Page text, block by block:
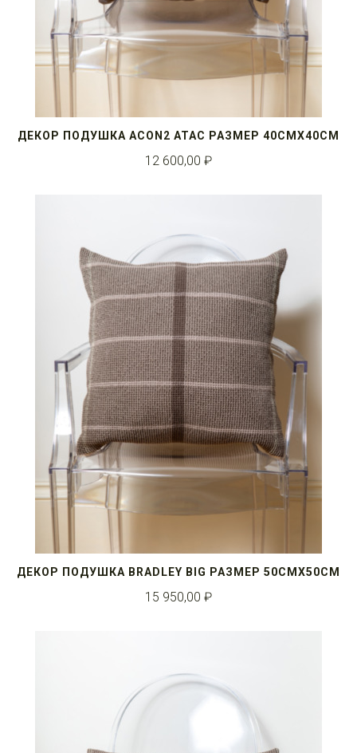
ДЕКОР ПОДУШКА ACON2 ATAC РАЗМЕР 40СМX40СМ
12 600,00 ₽
ДЕКОР ПОДУШКА BRADLEY BIG РАЗМЕР 50СМX50СМ
15 950,00 ₽